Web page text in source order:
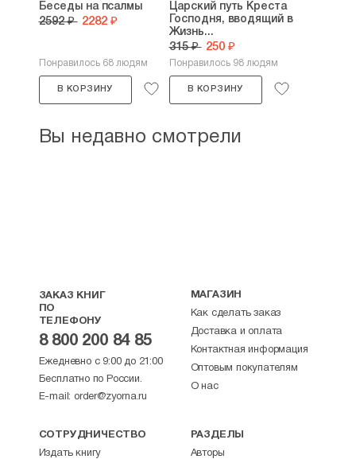
Беседы на псалмы
2592 ₽ 2282 ₽
Понравилось 68 людям
В КОРЗИНУ
Царский путь Креста
Господня, вводящий в
Жизнь...
315 ₽ 250 ₽
Понравилось 98 людям
В КОРЗИНУ
Вы недавно смотрели
ЗАКАЗ КНИГ
ПО
ТЕЛЕФОНУ
8 800 200 84 85
Ежедневно с 9:00 до 21:00
Бесплатно по России.
E-mail: order@zyorna.ru
МАГАЗИН
Как сделать заказ
Доставка и оплата
Контактная информация
Оптовым покупателям
О нас
СОТРУДНИЧЕСТВО
Издать книгу
РАЗДЕЛЫ
Авторы